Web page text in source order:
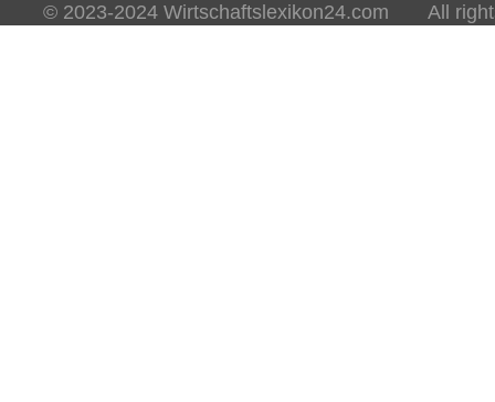
© 2023-2024 Wirtschaftslexikon24.com All